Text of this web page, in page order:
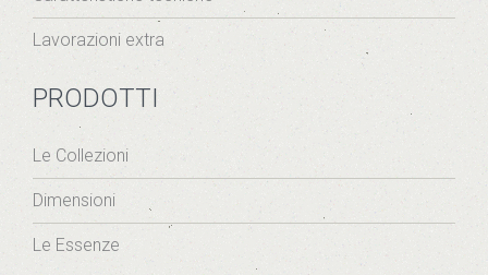
Lavorazioni extra
PRODOTTI
Le Collezioni
Dimensioni
Le Essenze